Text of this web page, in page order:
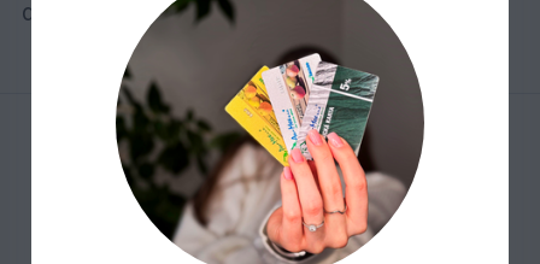
deformaci a nezvedala se.
Mohlo by Vás zajímat